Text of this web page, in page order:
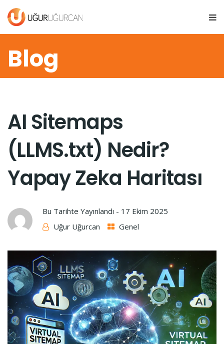
Blog
AI Sitemaps
(LLMS.txt) Nedir?
Yapay Zeka Haritası
Bu Tarihte Yayınlandı - 17 Ekim 2025
Uğur Uğurcan
Genel